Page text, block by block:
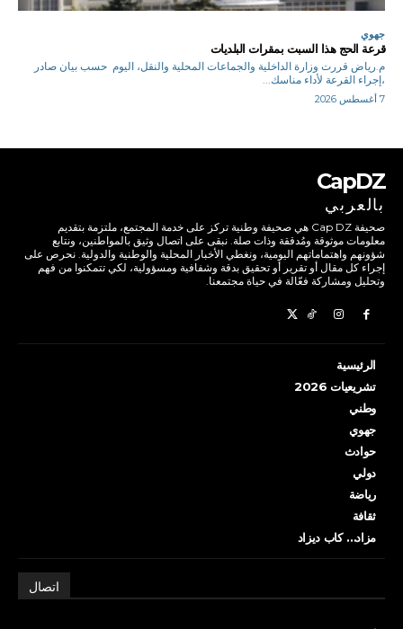
جهوي
قرعة الحج هذا السبت بمقرات البلديات
م.رياض قررت وزارة الداخلية والجماعات المحلية والنقل، اليوم حسب بيان صادر
،إجراء القرعة لأداء مناسك...
7 أغسطس 2026
CapDZ
بالعربي
صحيفة Cap DZ هي صحيفة وطنية تركز على خدمة المجتمع، ملتزمة بتقديم
معلومات موثوقة ومُدققة وذات صلة. نبقى على اتصال وثيق بالمواطنين، ونتابع
شؤونهم واهتماماتهم اليومية، ونغطي الأخبار المحلية والوطنية والدولية. نحرص على
إجراء كل مقال أو تقرير أو تحقيق بدقة وشفافية ومسؤولية، لكي تتمكنوا من فهم
وتحليل ومشاركة فعّالة في حياة مجتمعنا.
الرئيسية
تشريعيات 2026
وطني
جهوي
حوادث
دولي
رياضة
ثقافة
مزاد… كاب ديزاد
اتصال